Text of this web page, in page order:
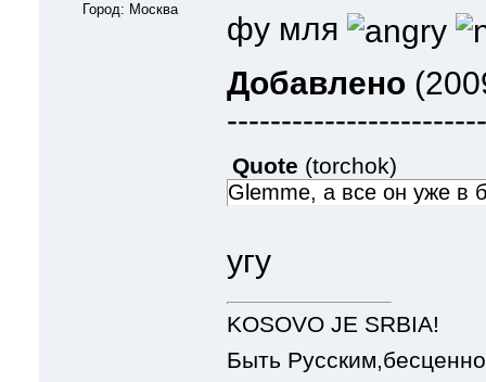
Город: Москва
фу мля
Добавлено
Quote (torchok)
Glemme, а все он уже в
угу
KOSOVO JE SRBIA!
Быть